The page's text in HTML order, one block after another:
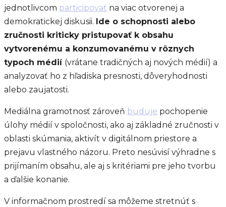
jednotlivcom participovať na viac otvorenej a
demokratickej diskusii. Ide o schopnosti alebo
zručnosti kriticky pristupovať k obsahu
vytvorenému a konzumovanému v rôznych
typoch médií (vrátane tradičných aj nových médií) a
analyzovať ho z hľadiska presnosti, dôveryhodnosti
alebo zaujatosti.
Mediálna gramotnosť zároveň buduje pochopenie
úlohy médií v spoločnosti, ako aj základné zručnosti v
oblasti skúmania, aktivít v digitálnom priestore a
prejavu vlastného názoru. Preto nesúvisí výhradne s
prijímaním obsahu, ale aj s kritériami pre jeho tvorbu
a ďalšie konanie.
V informačnom prostredí sa môžeme stretnúť s